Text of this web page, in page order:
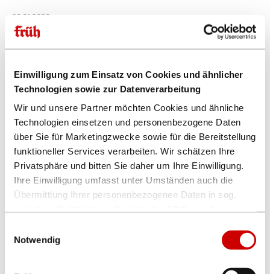
Einwilligung zum Einsatz von Cookies und ähnlicher
Technologien sowie zur Datenverarbeitung
Wir und unsere Partner möchten Cookies und ähnliche
Technologien einsetzen und personenbezogene Daten
über Sie für Marketingzwecke sowie für die Bereitstellung
funktioneller Services verarbeiten. Wir schätzen Ihre
Privatsphäre und bitten Sie daher um Ihre Einwilligung.
Ihre Einwilligung umfasst unter Umständen auch die
Übermittlung Ihrer personenbezogenen Daten in sog.
Datenschutzniveau gewährleistet ist. Es besteht u.a. das
Risiko, dass dortige Behörden auf die verarbeiteten
Notwendig
26.01.2026
Geänderte Öffnungszeiten ab 2. Februar
23.01.2026
Chef vum Deens ...
FRÜH Gastronomie
16.01.2026
Chef vum Deens ...
FRÜH Gastronomie
08.01.2026
FRÜH Gastronomie